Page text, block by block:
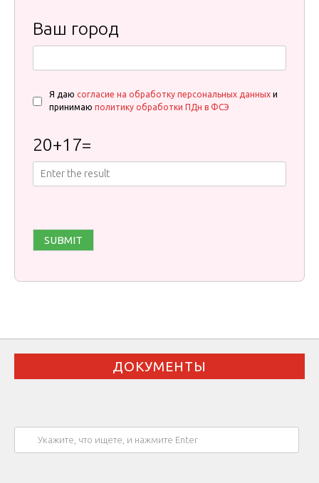
Ваш город
Я даю согласие на обработку персональных данных и
принимаю политику обработки ПДн в ФСЭ
20+17=
ДОКУМЕНТЫ